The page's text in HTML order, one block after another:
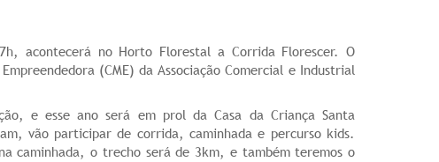
acontecerá no Horto Florestal a Corrida Florescer. O
(CME) da Associação Comercial e Industrial
e esse ano será em prol da Casa da Criança Santa
vão participar de corrida, caminhada e percurso kids.
caminhada, o trecho será de 3km, e também teremos o